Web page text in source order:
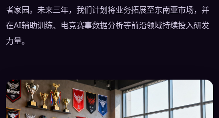
者家园。未来三年，我们计划将业务拓展至东南亚市场，并
在AI辅助训练、电竞赛事数据分析等前沿领域持续投入研发
力量。